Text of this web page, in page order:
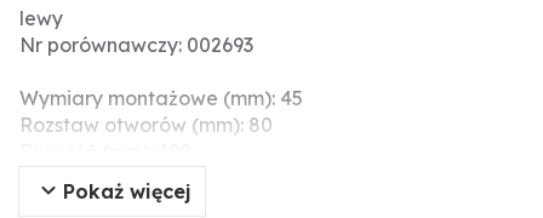
lewy
Nr porównawczy: 002693
Wymiary montażowe (mm): 45
Rozstaw otworów (mm): 80
Ø otworu (mm): 10,5
Szerokość robocza (mm): 67
Pokaż więcej